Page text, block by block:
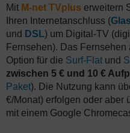
Mit M-net TVplus erweitern
Ihren Internetanschluss (
und DSL) um Digital-TV
Fernsehen). Das Fernsehen
Option für die Surf-Flat und
zwischen 5 € und 10 €
Paket). Die Nutzung kann
€/Monat) erfolgen oder aber
mit einem Google